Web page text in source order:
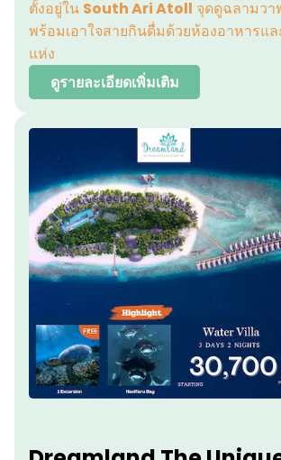
ตั้งอยู่ใน South Ari Atoll จุดดูฉลามว
พร้อมเอาใจสายกินดื่มด้วยห้องอาหารแล
แห่ง
ดูรายละเอียดเพิ่มเติม